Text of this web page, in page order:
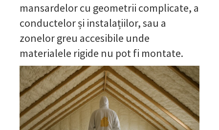
mansardelor cu geometrii complicate, a
conductelor și instalațiilor, sau a
zonelor greu accesibile unde
materialele rigide nu pot fi montate.